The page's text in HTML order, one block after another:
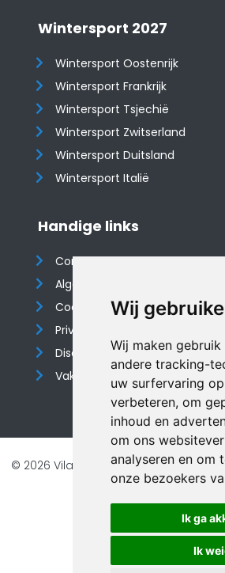
Wij
Wij maken
andere tracking-
uw surfervaring
verbeteren, om
inhoud en
om ons
analyseren en om
onze bezoekers
Ik ga
Ik
Wintersport 2027
Wintersport Oostenrijk
Wintersport Frankrijk
Wintersport Tsjechië
Wintersport Zwitserland
Wintersport Duitsland
Wintersport Italië
Handige links
Contact
Algemene voorwaarden
Cookieverklaring
Privacyverklaring
Disclaimer
Vakantiehuis website
© 2026 Vilando Vakantiehuizen |
Veilig online betalen